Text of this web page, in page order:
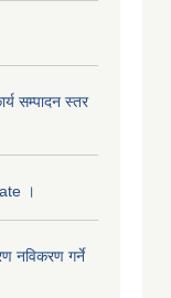
सम्पादन स्तर
।
नविकरण गर्ने